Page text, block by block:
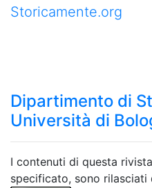
Storicamente.org
Dipartimento di
Università di
I contenuti di questa
specificato, sono rilasciati